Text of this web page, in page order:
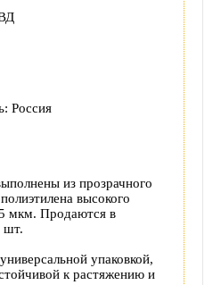
Россия
из прозрачного
высокого
мкм. Продаются в
шт.
упаковкой,
к растяжению и